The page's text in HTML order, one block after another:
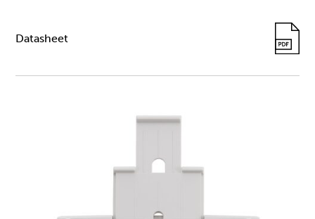
Datasheet